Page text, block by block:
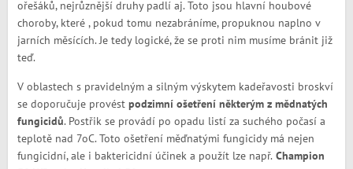
ořešáků, nejrůznější druhy padlí aj. Toto jsou hlavní houbové
choroby, které , pokud tomu nezabráníme, propuknou naplno v
jarních měsících. Je tedy logické, že se proti nim musíme bránit již
teď.
V oblastech s pravidelným a silným výskytem kadeřavosti broskví
se doporučuje provést podzimní ošetření některým z mědnatých
fungicidů. Postřik se provádí po opadu listí za suchého počasí a
teplotě nad 7oC. Toto ošetření měďnatými fungicidy má nejen
fungicidní, ale i baktericidní účinek a použít lze např.Champion